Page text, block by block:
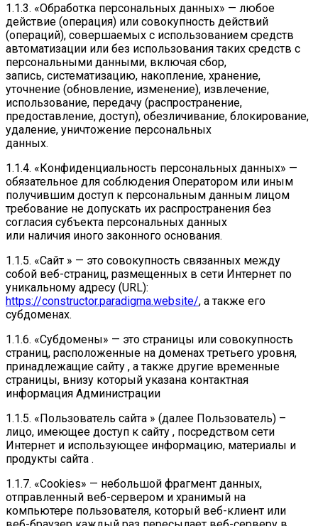
1.1.3. «Обработка персональных данных» — любое
действие (операция) или совокупность действий
(операций), совершаемых с использованием средств
автоматизации или без использования таких средств с
персональными данными, включая сбор,
запись, систематизацию, накопление, хранение,
уточнение (обновление, изменение), извлечение,
использование, передачу (распространение,
предоставление, доступ), обезличивание, блокирование,
удаление, уничтожение персональных
данных.
1.1.4. «Конфиденциальность персональных данных» —
обязательное для соблюдения Оператором или иным
получившим доступ к персональным данным лицом
требование не допускать их распространения без
согласия субъекта персональных данных
или наличия иного законного основания.
1.1.5. «Сайт » — это совокупность связанных между
собой веб-страниц, размещенных в сети Интернет по
уникальному адресу (URL):
https://constructor.paradigma.website/, а также его
субдоменах.
1.1.6. «Субдомены» — это страницы или совокупность
страниц, расположенные на доменах третьего уровня,
принадлежащие сайту , а также другие временные
страницы, внизу который указана контактная
информация Администрации
1.1.5. «Пользователь сайта » (далее Пользователь) –
лицо, имеющее доступ к сайту , посредством сети
Интернет и использующее информацию, материалы и
продукты сайта .
1.1.7. «Cookies» — небольшой фрагмент данных,
отправленный веб-сервером и хранимый на
компьютере пользователя, который веб-клиент или